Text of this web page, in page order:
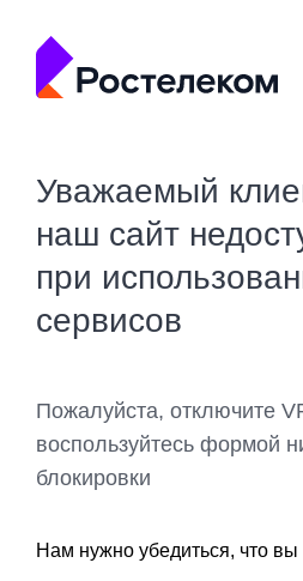
Уважаемый
наш сайт
при
сервисов
Пожалуйста, отключите
воспользуйтесь формой
блокировки
Нам нужно убедиться, что